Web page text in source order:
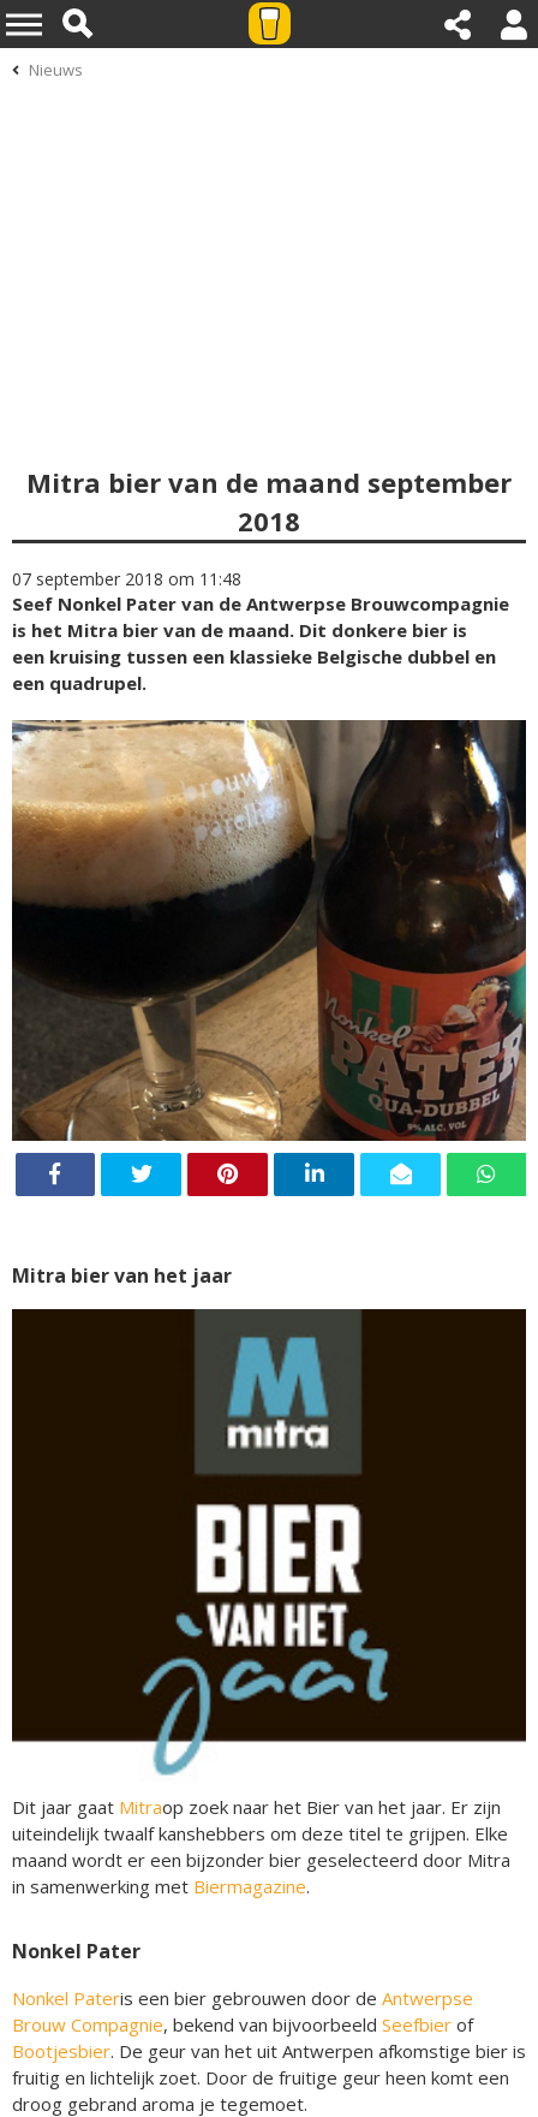
Nieuws
Mitra bier van de maand september
2018
07 september 2018 om 11:48
Seef Nonkel Pater van de Antwerpse Brouwcompagnie
is het Mitra bier van de maand. Dit donkere bier is
een kruising tussen een klassieke Belgische dubbel en
een quadrupel.
Mitra bier van het jaar
Dit jaar gaat Mitraop zoek naar het Bier van het jaar. Er zijn
uiteindelijk twaalf kanshebbers om deze titel te grijpen. Elke
maand wordt er een bijzonder bier geselecteerd door Mitra
in samenwerking met Biermagazine.
Nonkel Pater
Nonkel Pateris een bier gebrouwen door de Antwerpse
Brouw Compagnie, bekend van bijvoorbeeld Seefbier of
Bootjesbier. De geur van het uit Antwerpen afkomstige bier is
fruitig en lichtelijk zoet. Door de fruitige geur heen komt een
droog gebrand aroma je tegemoet.